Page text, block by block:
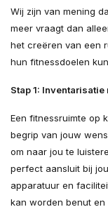
Wij zijn van mening
meer vraagt dan
het creëren van een
hun fitnessdoelen
Stap 1:
Een fitnessruimte op
begrip van jouw
om naar jou te
perfect aansluit bij
apparatuur en
kan worden benut